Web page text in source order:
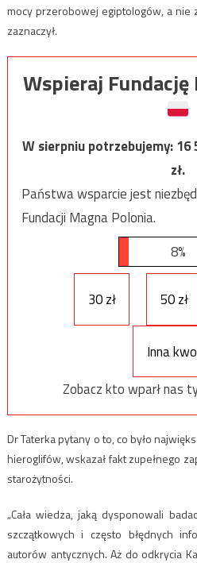
mocy przerobowej egiptologów, a nie
zaznaczył.
Wspieraj
W sierpniu potrzebujemy:16
zł.
Państwa wsparcie jest
Fundacji Magna Polonia.
8%
30 zł 50 zł
Inna
Zobacz kto wparł nas
Dr Taterka pytany o to, co było
hieroglifów, wskazał fakt zupełnego
starożytności.
„Cała wiedza, jaką dysponowali
szczątkowych i często błędnych
autorów antycznych. Aż do odkrycia